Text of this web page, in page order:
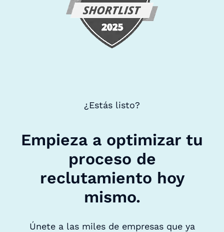
¿Estás listo?
Empieza a optimizar tu
proceso de
reclutamiento hoy
mismo.
Únete a las miles de empresas que ya